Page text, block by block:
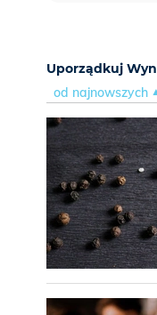
Uporządkuj
od najnowszych